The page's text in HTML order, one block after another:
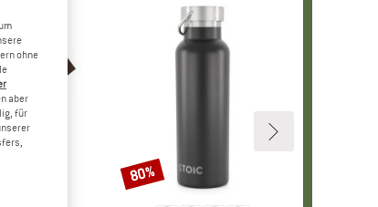
Rabatt
80%
ohne
aber
für